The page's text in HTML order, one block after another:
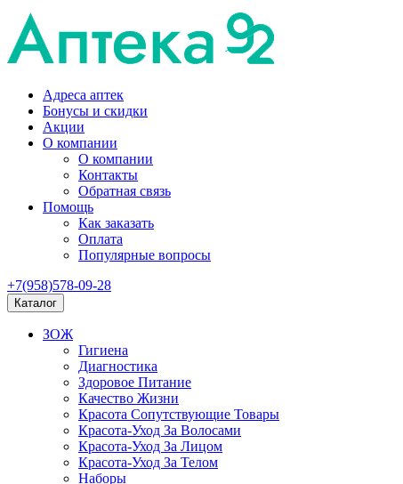
Адреса аптек
Бонусы и скидки
Акции
О компании
О компании
Контакты
Обратная связь
Помощь
Как заказать
Оплата
Популярные вопросы
+7(958)578-09-28
Каталог
ЗОЖ
Гигиена
Диагностика
Здоровое Питание
Качество Жизни
Красота Сопутствующие Товары
Красота-Уход За Волосами
Красота-Уход За Лицом
Красота-Уход За Телом
Наборы